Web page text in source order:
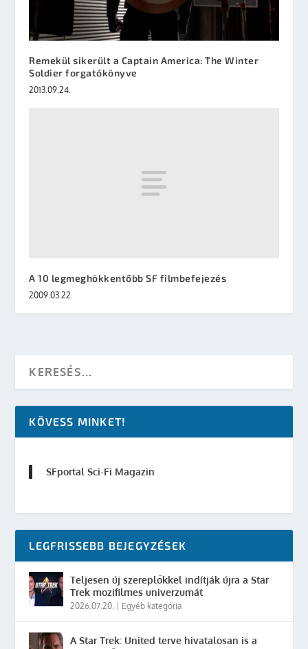
Remekül sikerült a Captain America: The Winter
Soldier forgatókönyve
2013.09.24.
A 10 legmeghökkentőbb SF filmbefejezés
2009.03.22.
KÖVESS MINKET!
SFportal Sci-Fi Magazin
LEGFRISSEBB BEJEGYZÉSEK
Teljesen új szereplőkkel indítják újra a Star
Trek mozifilmes univerzumát
2026.07.20. Egyéb kategória
A Star Trek: United terve hivatalosan is a